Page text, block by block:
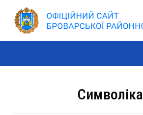
to
content
Символіка